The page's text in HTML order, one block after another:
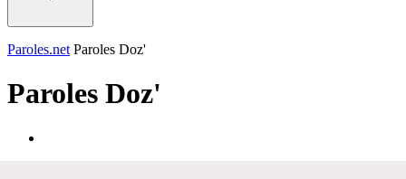
Paroles.net Paroles Doz'
Paroles Doz'